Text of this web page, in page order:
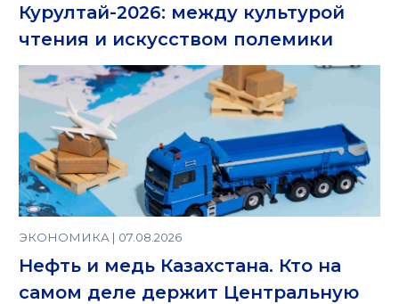
Курултай-2026: между культурой
чтения и искусством полемики
ЭКОНОМИКА | 07.08.2026
Нефть и медь Казахстана. Кто на
самом деле держит Центральную